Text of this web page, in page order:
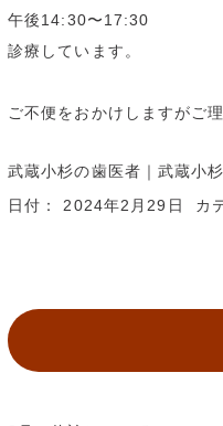
午後14:30〜17:30
診療しています。
ご不便をおかけしますがご
武蔵小杉の歯医者 ｜武蔵小
日付： 2024年2月29日 カ